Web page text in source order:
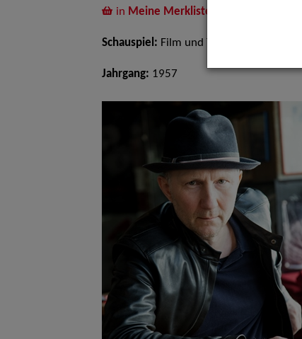
in Meine Merkliste
Schauspiel: Film und TV
Jahrgang: 1957